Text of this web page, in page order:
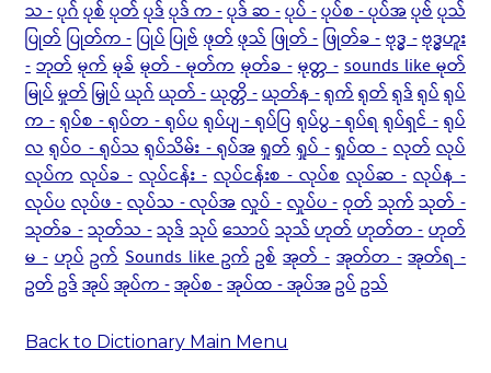
သ -ပုဂ်ပုစ်ပုတ်ပုဒ်ပုဒ် က -ပုဒ် ဆ -ပုပ် -ပုပ်စ - ပုပ်အပုဗ်ပုသ်
ပြုတ် ပြုတ်က - ပြုပ်ပြုဗ်ဖုတ်ဖုသ်ဖြုတ် -ဖြုတ်ခ -ဗုဒ္ဓ -ဗုဒ္ဓဟူး
- ဘုတ် မုက် မုခ် မုတ် - မုတ်က မုတ်ခ - မုတ္တ - sounds like မုတ်
မြုပ်မှုတ်မြှုပ်ယုဂ်ယုတ် -ယုတ္တိ -ယုတ်န -ရုက်ရုတ်ရုဒ်ရုပ်ရုပ်
က -ရုပ်စ -ရုပ်တ - ရုပ်ပရုပ်ပျ - ရုပ်ပြ ရုပ်ပွ - ရုပ်ရရုပ်ရှင် -ရုပ်
လ ရုပ်ဝ - ရုပ်သ ရုပ်သိမ်း - ရုပ်အ ရှုတ် ရှုပ် - ရှုပ်ထ - လုတ် လုပ်
လုပ်က လုပ်ခ - လုပ်ငန်း - လုပ်ငန်းစ - လုပ်စ လုပ်ဆ - လုပ်န -
လုပ်ပလုပ်ဖ -လုပ်သ - လုပ်အလှုပ် -လှုပ်ပ -ဝုတ်သုက်သုတ် -
သုတ်ခ -သုတ်သ -သုဒ်သုပ်သောပ်သုသ်ဟုတ်ဟုတ်တ -ဟုတ်
မ - ဟုပ် ဥက် Sounds like ဥက် ဥစ် အုတ် - အုတ်တ - အုတ်ရ -
ဥတ်ဥဒ်အုပ်အုပ်က -အုပ်စ -အုပ်ထ - အုပ်အဥပ်ဥသ်
Back to Dictionary Main Menu